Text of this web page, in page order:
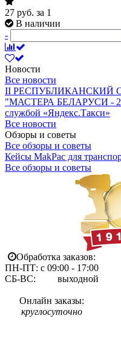
27 руб. за 1
В наличии
-
Новости
Все новости
II РЕСПУБЛИКАНСКИЙ
"МАСТЕРА БЕЛАРУСИ -
службой «Яндекс.Такси»
Все новости
Обзоры и советы
Все обзоры и советы
Кейсы MakPac для
Все обзоры и советы
Обработка заказов:
ПН-ПТ: с 09:00 - 17:00
СБ-ВС: выходной
Онлайн заказы:
круглосуточно